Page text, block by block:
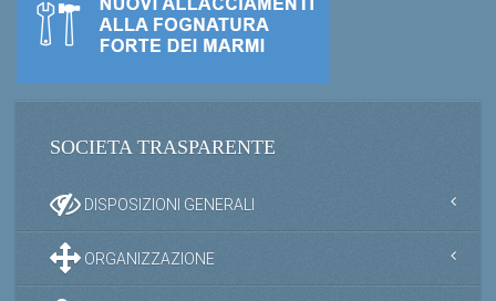
SOCIETA TRASPARENTE
DISPOSIZIONI GENERALI
ORGANIZZAZIONE